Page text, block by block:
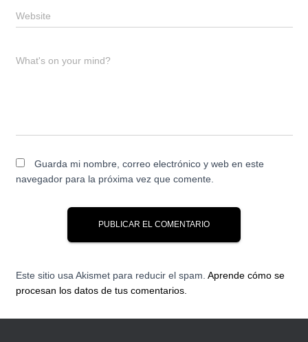
Website
What's on your mind?
Guarda mi nombre, correo electrónico y web en este
navegador para la próxima vez que comente.
Este sitio usa Akismet para reducir el spam. Aprende cómo se
procesan los datos de tus comentarios.